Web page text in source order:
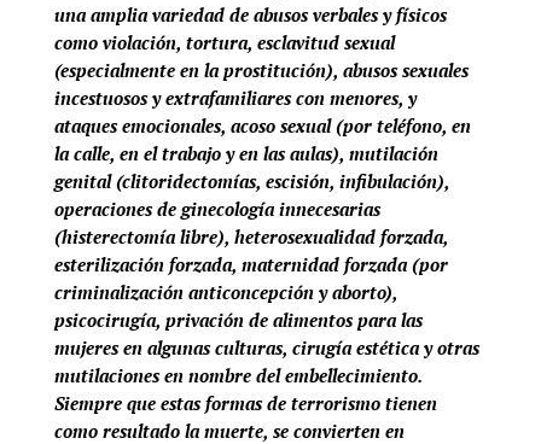
una amplia variedad de abusos verbales y físicos
como violación, tortura, esclavitud sexual
(especialmente en la prostitución), abusos sexuales
incestuosos y extrafamiliares con menores, y
ataques emocionales, acoso sexual (por teléfono, en
la calle, en el trabajo y en las aulas), mutilación
genital (clitoridectomías, escisión, infibulación),
operaciones de ginecología innecesarias
(histerectomía libre), heterosexualidad forzada,
esterilización forzada, maternidad forzada (por
criminalización anticoncepción y aborto),
psicocirugía, privación de alimentos para las
mujeres en algunas culturas, cirugía estética y otras
mutilaciones en nombre del embellecimiento.
Siempre que estas formas de terrorismo tienen
como resultado la muerte, se convierten en